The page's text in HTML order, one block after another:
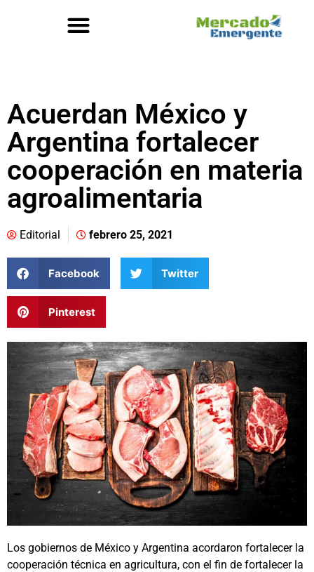
Acuerdan México y
Argentina fortalecer
cooperación en materia
agroalimentaria
Editorial febrero 25, 2021
Facebook Twitter
Pinterest
Los gobiernos de México y Argentina acordaron fortalecer la
cooperación técnica en agricultura, con el fin de fortalecer la